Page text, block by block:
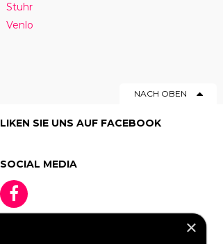
Stuhr
Venlo
NACH OBEN
LIKEN SIE UNS AUF FACEBOOK
SOCIAL MEDIA
×